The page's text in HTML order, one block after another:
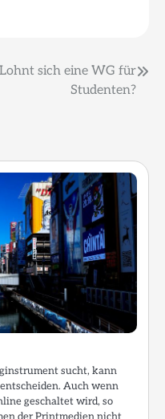
Lohnt sich eine WG für
Studenten?
sucht, kann
Auch wenn
geschaltet wird, so